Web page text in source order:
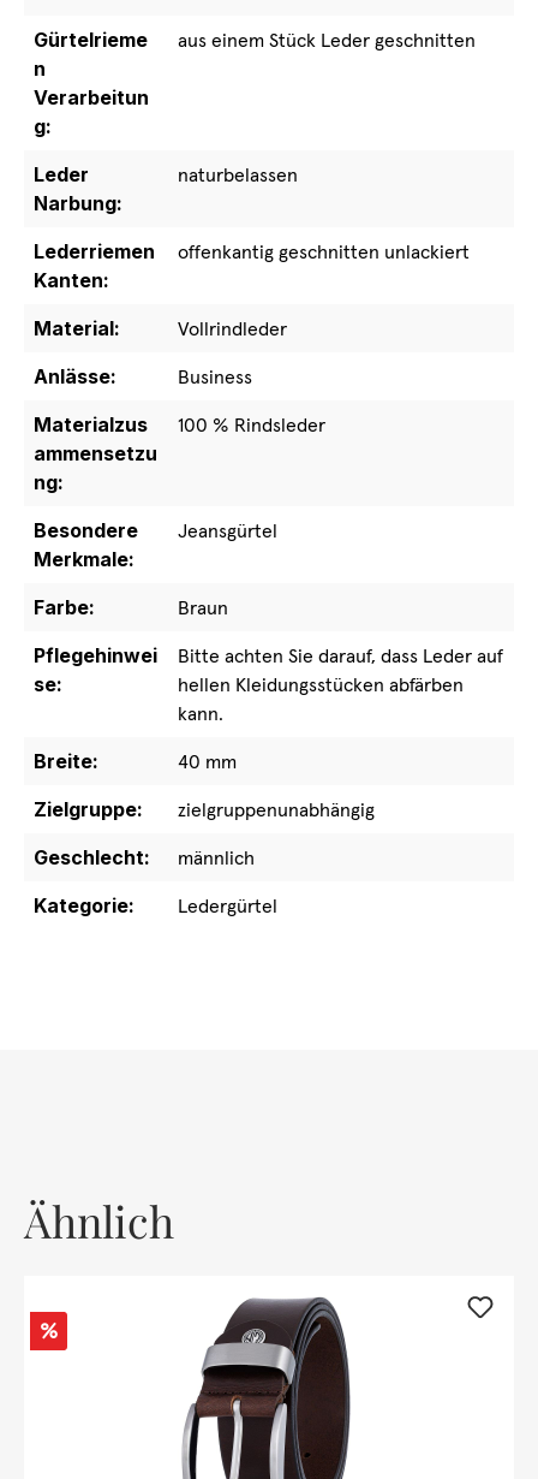
Gürtelrieme
n
Verarbeitun
g:
aus einem Stück Leder geschnitten
Leder
Narbung:
naturbelassen
Lederriemen
Kanten:
offenkantig geschnitten unlackiert
Material:
Vollrindleder
Anlässe:
Business
Materialzus
ammensetzu
ng:
100 % Rindsleder
Besondere
Merkmale:
Jeansgürtel
Farbe:
Braun
Pflegehinwei
se:
Bitte achten Sie darauf, dass Leder auf
hellen Kleidungsstücken abfärben
kann.
Breite:
40 mm
Zielgruppe:
zielgruppenunabhängig
Geschlecht:
männlich
Kategorie:
Ledergürtel
Ähnlich
Rabatt
%